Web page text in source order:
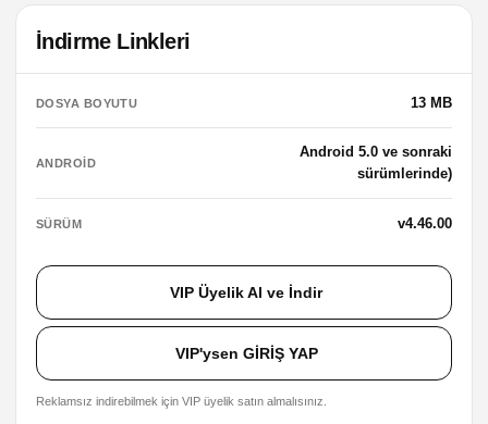
İndirme Linkleri
DOSYA BOYUTU 13 MB
ANDROID
Android 5.0 ve sonraki
sürümlerinde)
SÜRÜM v4.46.00
VIP Üyelik Al ve İndir
VIP'ysen GİRİŞ YAP
Reklamsız indirebilmek için VIP üyelik satın almalısınız.